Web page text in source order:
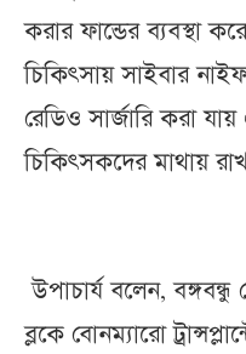
করার ফান্ডের ব্যবস্থা
চিকিৎসায় সাইবার
রেডিও সার্জারি করা
চিকিৎসকদের মাথায়
উপাচার্য বলেন,
ব্লকে বোনম্যারো